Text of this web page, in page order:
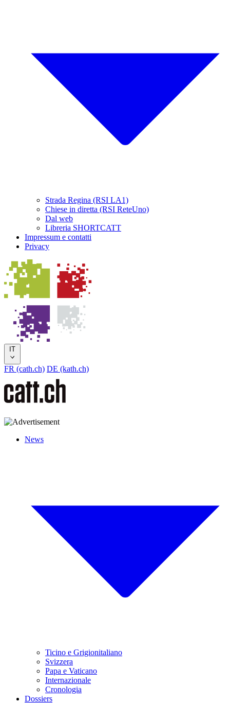
Strada Regina (RSI LA1)
Chiese in diretta (RSI ReteUno)
Dal web
Libreria SHORTCATT
Impressum e contatti
Privacy
IT
FR (cath.ch) DE (kath.ch)
News
Ticino e Grigionitaliano
Svizzera
Papa e Vaticano
Internazionale
Cronologia
Dossiers